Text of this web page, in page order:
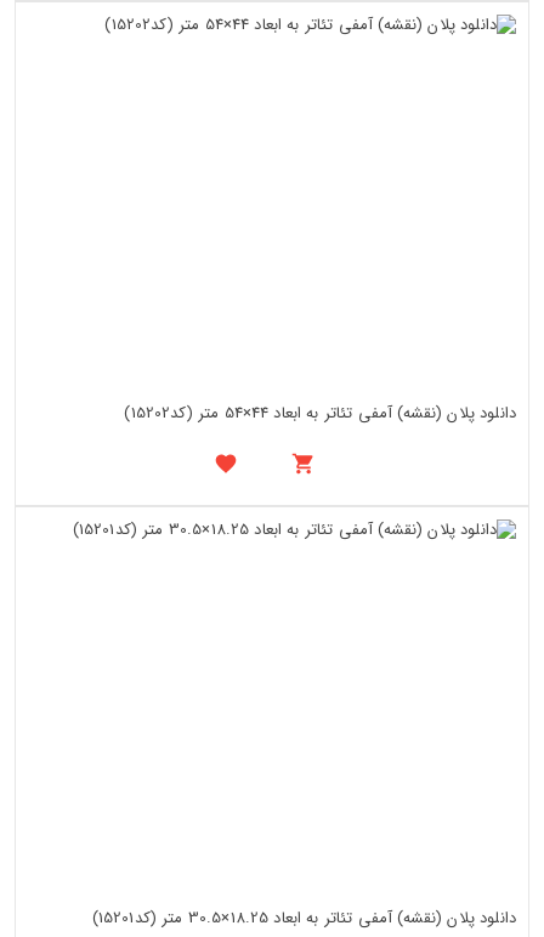
دانلود پلان (نقشه) آمفی تئاتر به ابعاد 44×54 متر (کد15202)
دانلود پلان (نقشه) آمفی تئاتر به ابعاد 18.25×30.5 متر (کد15201)